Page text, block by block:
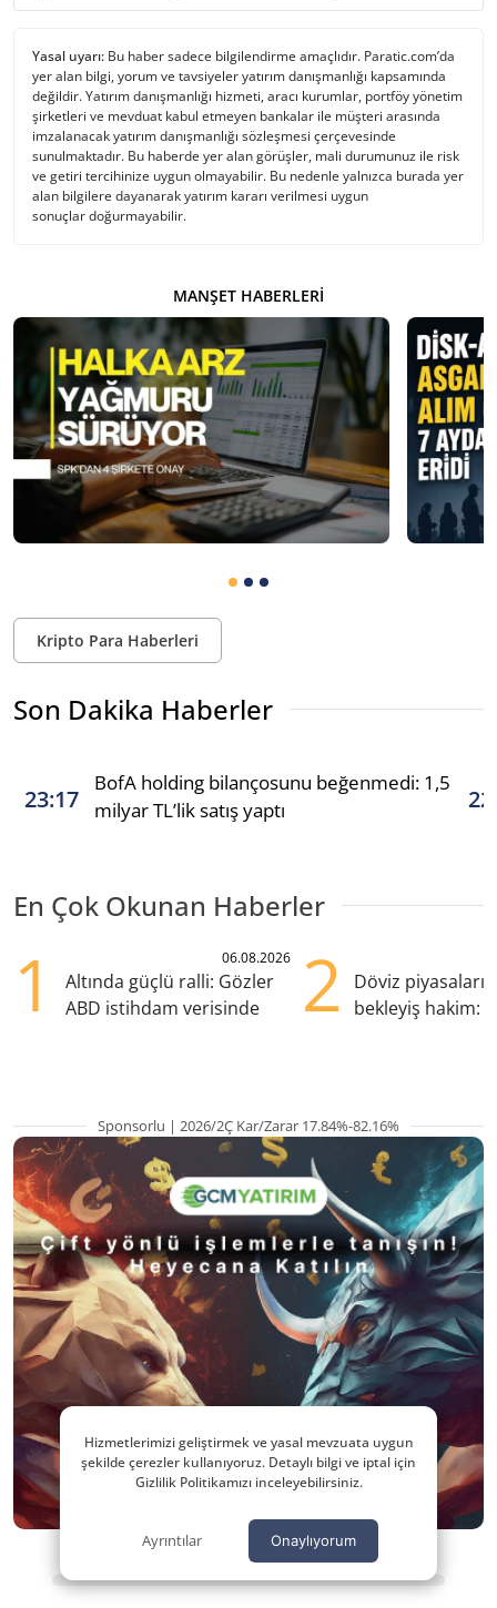
Yasal uyarı: Bu haber sadece bilgilendirme amaçlıdır. Paratic.com’da
yer alan bilgi, yorum ve tavsiyeler yatırım danışmanlığı kapsamında
değildir. Yatırım danışmanlığı hizmeti, aracı kurumlar, portföy yönetim
şirketleri ve mevduat kabul etmeyen bankalar ile müşteri arasında
imzalanacak yatırım danışmanlığı sözleşmesi çerçevesinde
sunulmaktadır. Bu haberde yer alan görüşler, mali durumunuz ile risk
ve getiri tercihinize uygun olmayabilir. Bu nedenle yalnızca burada yer
alan bilgilere dayanarak yatırım kararı verilmesi uygun
sonuçlar doğurmayabilir.
MANŞET HABERLERI
Kripto Para Haberleri
Son Dakika Haberler
23:17
BofA holding bilançosunu beğenmedi: 1,5
milyar TL’lik satış yaptı
En Çok Okunan Haberler
1 06.08.2026
Altında güçlü ralli: Gözler
ABD istihdam verisinde
2
Döviz
bekleyiş hakim:
Sponsorlu | 2026/2Ç Kar/Zarar 17.84%-82.16%
Hizmetlerimizi geliştirmek ve yasal mevzuata uygun
şekilde çerezler kullanıyoruz. Detaylı bilgi ve iptal için
Gizlilik Politikamızı inceleyebilirsiniz.
Ayrıntılar Onaylıyorum